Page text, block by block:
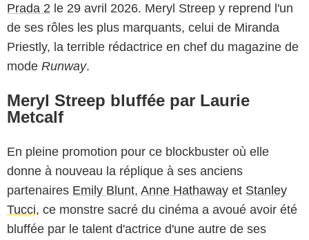
Prada 2 le 29 avril 2026. Meryl Streep y reprend l'un
de ses rôles les plus marquants, celui de Miranda
Priestly, la terrible rédactrice en chef du magazine de
mode Runway.
Meryl Streep bluffée par Laurie
Metcalf
En pleine promotion pour ce blockbuster où elle
donne à nouveau la réplique à ses anciens
partenaires Emily Blunt, Anne Hathaway et Stanley
Tucci, ce monstre sacré du cinéma a avoué avoir été
bluffée par le talent d'actrice d'une autre de ses